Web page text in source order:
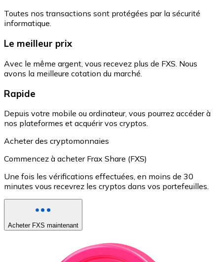
Toutes nos transactions sont protégées par la sécurité
informatique.
Le meilleur prix
Avec le même argent, vous recevez plus de FXS. Nous
avons la meilleure cotation du marché.
Rapide
Depuis votre mobile ou ordinateur, vous pourrez accéder à
nos plateformes et acquérir vos cryptos.
Acheter des cryptomonnaies
Commencez à acheter Frax Share (FXS)
Une fois les vérifications effectuées, en moins de 30
minutes vous recevrez les cryptos dans vos portefeuilles.
Acheter FXS maintenant